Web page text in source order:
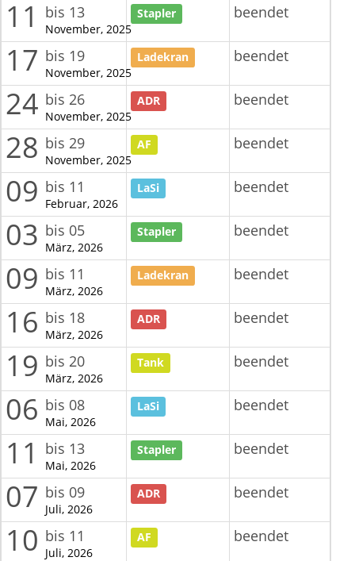
11 bis 13
November, 2025
Stapler beendet
17 bis 19
November, 2025
Ladekran beendet
24 bis 26
November, 2025
ADR beendet
28 bis 29
November, 2025
AF beendet
09 bis 11
Februar, 2026
LaSi beendet
03 bis 05
März, 2026
Stapler beendet
09 bis 11
März, 2026
Ladekran beendet
16 bis 18
März, 2026
ADR beendet
19 bis 20
März, 2026
Tank beendet
06 bis 08
Mai, 2026
LaSi beendet
11 bis 13
Mai, 2026
Stapler beendet
07 bis 09
Juli, 2026
ADR beendet
10 bis 11
Juli, 2026
AF beendet